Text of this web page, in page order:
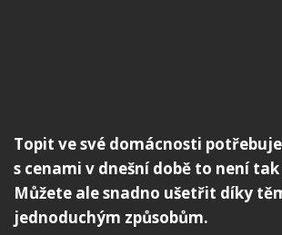
Topit ve své domácnosti
s cenami v dnešní době to není
Můžete ale snadno ušetřit díky
jednoduchým způsobům.